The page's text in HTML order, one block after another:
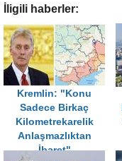
İligili haberler:
Kremlin: "Konu
Sadece Birkaç
Kilometrekarelik
Anlaşmazlıktan
İbaret"